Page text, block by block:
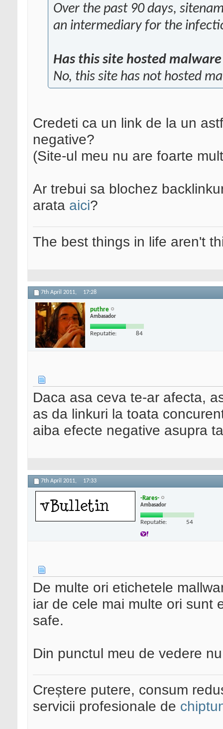
Over the past 90 days,
an intermediary for the
Has this site hosted
No, this site has not hosted
Credeti ca un link de la un
negative?
(Site-ul meu nu are foarte
Ar trebui sa blochez
arata aici?
The best things in life aren't
7th April 2011, 17:28
puthre
Ambasador
Reputatie: 84
Daca asa ceva te-ar afecta,
as da linkuri la toata
aiba efecte negative asupra
7th April 2011, 17:33
-Rares-
Ambasador
Reputatie: 54
De multe ori etichetele
iar de cele mai multe ori sunt
safe.
Din punctul meu de vedere
Creștere putere, consum
servicii profesionale de